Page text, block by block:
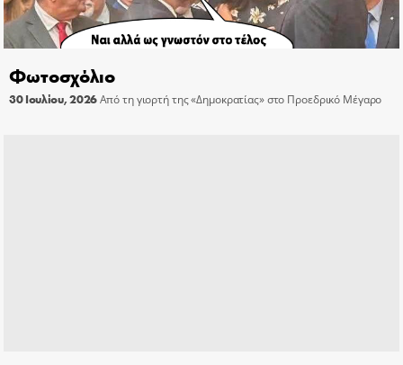
Φωτοσχόλιο
30 Ιουλίου, 2026Από τη γιορτή της «Δημοκρατίας» στο Προεδρικό Μέγαρο